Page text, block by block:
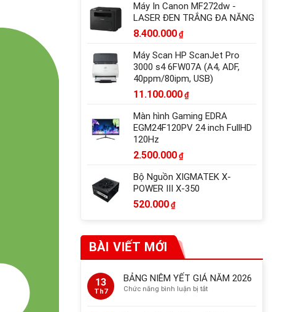
Máy In Canon MF272dw -
LASER ĐEN TRẮNG ĐA NĂNG
8.400.000 ₫
Máy Scan HP ScanJet Pro
3000 s4 6FW07A (A4, ADF,
40ppm/80ipm, USB)
11.100.000 ₫
Màn hình Gaming EDRA
EGM24F120PV 24 inch FullHD
120Hz
2.500.000 ₫
Bộ Nguồn XIGMATEK X-
POWER III X-350
520.000 ₫
BÀI VIẾT MỚI
13
Th7
BẢNG NIÊM YẾT GIÁ NĂM 2026
Chức năng bình luận bị tắtở